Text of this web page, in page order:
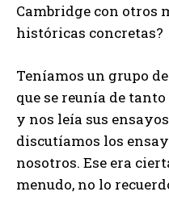
Cambridge con otros
históricas concretas?
Teníamos un grupo
que se reunía de
y nos leía sus
discutíamos los
nosotros. Ese era
menudo, no lo